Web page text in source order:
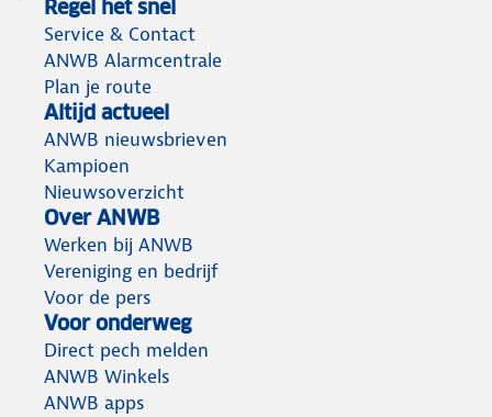
Regel het snel
Service & Contact
ANWB Alarmcentrale
Plan je route
Altijd actueel
ANWB nieuwsbrieven
Kampioen
Nieuwsoverzicht
Over ANWB
Werken bij ANWB
Vereniging en bedrijf
Voor de pers
Voor onderweg
Direct pech melden
ANWB Winkels
ANWB apps